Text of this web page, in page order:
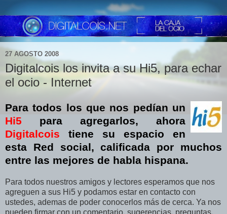
27 AGOSTO 2008
Digitalcois los invita a su Hi5, para echar
el ocio - Internet
Para todos los que nos pedían un
Hi5 para agregarlos, ahora
Digitalcois tiene su espacio en
esta Red social, calificada por muchos
entre las mejores de habla hispana.
Para todos nuestros amigos y lectores esperamos que nos
agreguen a sus Hi5 y podamos estar en contacto con
ustedes, ademas de poder conocerlos más de cerca. Ya nos